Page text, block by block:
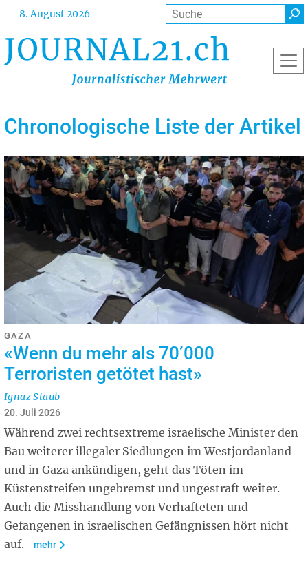
Direkt
Inhalt
8. August 2026 Suche
Chronologische Liste der Artikel
GAZA
«Wenn du mehr als 70’000
Terroristen getötet hast»
Ignaz Staub
20. Juli 2026
Während zwei rechtsextreme israelische Minister den
Bau weiterer illegaler Siedlungen im Westjordanland
und in Gaza ankündigen, geht das Töten im
Küstenstreifen ungebremst und ungestraft weiter.
Auch die Misshandlung von Verhafteten und
Gefangenen in israelischen Gefängnissen hört nicht
auf.
mehr